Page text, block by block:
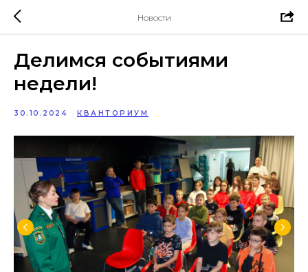
Новости
Делимся событиями
недели!
30.10.2024 КВАНТОРИУМ